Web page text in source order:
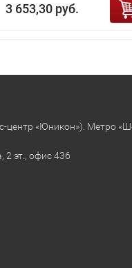
3 653,30 руб.
центр «Юникон»). Метро
2 эт., офис 436